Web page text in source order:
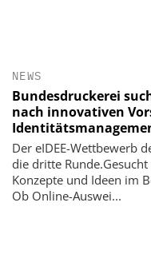
NEWS
Bundesdruckerei
nach innovativen
Der eIDEE-Wettbewerb
die dritte
Konzepte und Ideen im
Ob Online-Auswei...